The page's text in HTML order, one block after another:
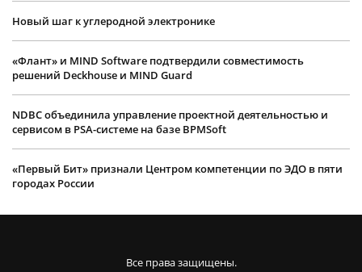
Новый шаг к углеродной электронике
«Флант» и MIND Software подтвердили совместимость
решений Deckhouse и MIND Guard
NDBC объединила управление проектной деятельностью и
сервисом в PSA-системе на базе BPMSoft
«Первый Бит» признали Центром компетенции по ЭДО в пяти
городах России
Все права защищены.